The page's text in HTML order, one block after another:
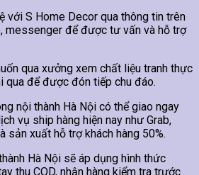
với S Home Decor qua thông tin trên
messenger để được tư vấn và hỗ trợ
qua xưởng xem chất liệu tranh thực
qua để được đón tiếp chu đáo.
nội thành Hà Nội có thể giao ngay
vụ ship hàng hiện nay như Grab,
sản xuất hỗ trợ khách hàng 50%.
Hà Nội sẽ áp dụng hình thức
thu COD, nhận hàng kiểm tra trước